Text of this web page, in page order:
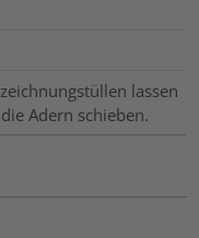
lassen
Adern schieben.